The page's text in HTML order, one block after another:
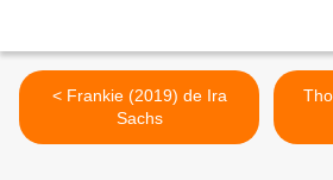
< Frankie (2019) de Ira
Sachs